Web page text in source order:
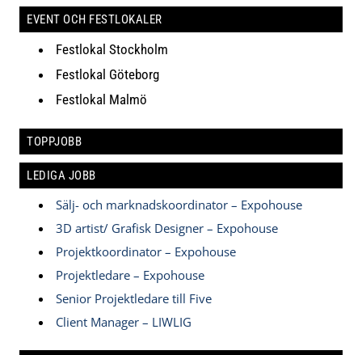
EVENT OCH FESTLOKALER
Festlokal Stockholm
Festlokal Göteborg
Festlokal Malmö
TOPPJOBB
LEDIGA JOBB
Sälj- och marknadskoordinator – Expohouse
3D artist/ Grafisk Designer – Expohouse
Projektkoordinator – Expohouse
Projektledare – Expohouse
Senior Projektledare till Five
Client Manager – LIWLIG